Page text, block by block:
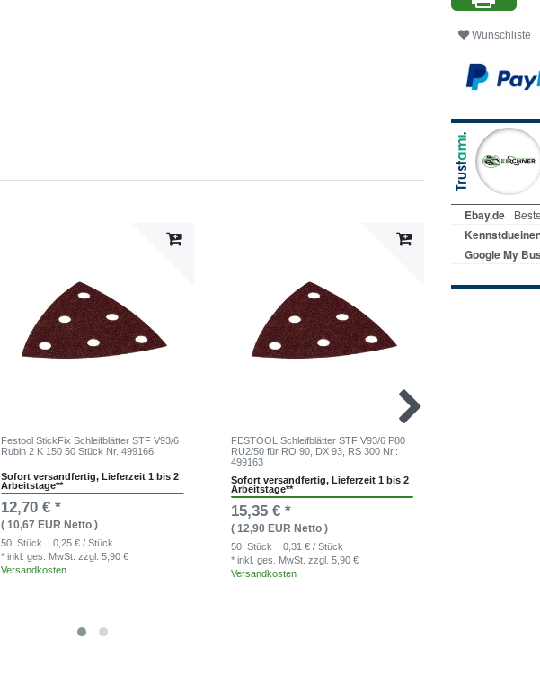
Festool StickFix Schleifblätter STF V93/6
Rubin 2 K 150 50 Stück Nr. 499166
Sofort versandfertig, Lieferzeit 1 bis 2
Arbeitstage**
12,70 € *
( 10,67 EUR Netto )
50 Stück
| 0,25 € / Stück
* inkl. ges. MwSt.zzgl. 5,90 €
Versandkosten
FESTOOL Schleifblätter STF V93/6 P80
RU2/50 für RO 90, DX 93, RS 300 Nr.:
499163
Sofort versandfertig, Lieferzeit 1 bis 2
Arbeitstage**
15,35 € *
( 12,90 EUR Netto )
50 Stück
| 0,31 € / Stück
* inkl. ges. MwSt.zzgl. 5,90 €
Versandkosten
Wunschliste